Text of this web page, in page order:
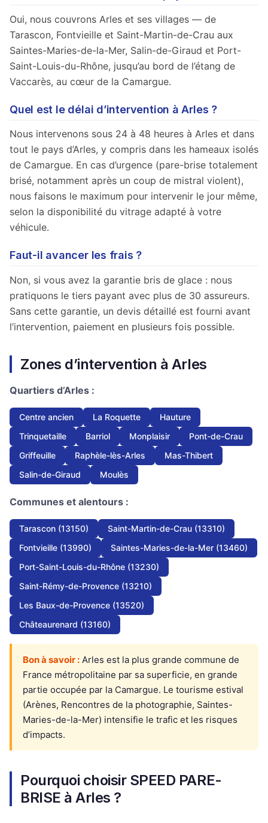
Oui, nous couvrons Arles et ses villages — de
Tarascon, Fontvieille et Saint-Martin-de-Crau aux
Saintes-Maries-de-la-Mer, Salin-de-Giraud et Port-
Saint-Louis-du-Rhône, jusqu’au bord de l’étang de
Vaccarès, au cœur de la Camargue.
Quel est le délai d’intervention à Arles ?
Nous intervenons sous 24 à 48 heures à Arles et dans
tout le pays d’Arles, y compris dans les hameaux isolés
de Camargue. En cas d’urgence (pare-brise totalement
brisé, notamment après un coup de mistral violent),
nous faisons le maximum pour intervenir le jour même,
selon la disponibilité du vitrage adapté à votre
véhicule.
Faut-il avancer les frais ?
Non, si vous avez la garantie bris de glace : nous
pratiquons le tiers payant avec plus de 30 assureurs.
Sans cette garantie, un devis détaillé est fourni avant
l’intervention, paiement en plusieurs fois possible.
Zones d’intervention à Arles
Quartiers d’Arles :
Centre ancien La Roquette
Hauture
Trinquetaille
Barriol Monplaisir
Pont-de-Crau
Griffeuille
Raphèle-lès-Arles
Mas-Thibert
Salin-de-Giraud
Moulès
Communes et alentours :
Tarascon (13150)
Saint-Martin-de-Crau (13310)
Fontvieille (13990)
Saintes-Maries-de-la-Mer (13460)
Port-Saint-Louis-du-Rhône (13230)
Saint-Rémy-de-Provence (13210)
Les Baux-de-Provence (13520)
Châteaurenard (13160)
Bon à savoir : Arles est la plus grande commune de
France métropolitaine par sa superficie, en grande
partie occupée par la Camargue. Le tourisme estival
(Arènes, Rencontres de la photographie, Saintes-
Maries-de-la-Mer) intensifie le trafic et les risques
d’impacts.
Pourquoi choisir SPEED PARE-
BRISE à Arles ?